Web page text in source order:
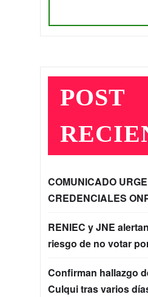
POST
COMUNICADO
CREDENCIALES
RENIEC y JNE
riesgo de no votar
Confirman hallazgo
Culqui tras varios